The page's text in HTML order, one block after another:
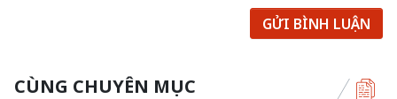
GỬI BÌNH LUẬN
CÙNG CHUYÊN MỤC